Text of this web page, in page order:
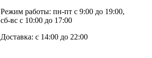
Режим работы: пн-пт с 9:00 до 19:00,
сб-вс с 10:00 до 17:00
Доставка: с 14:00 до 22:00